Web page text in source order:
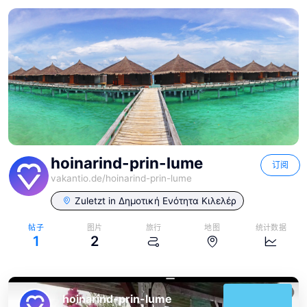
hoinarind-prin-lume
vakantio.de/hoinarind-prin-lume
订阅
Zuletzt in Δημοτική Ενότητα Κιλελέρ
帖子
1
图片
2
旅行 地图 统计数据
hoinarind-prin-lume